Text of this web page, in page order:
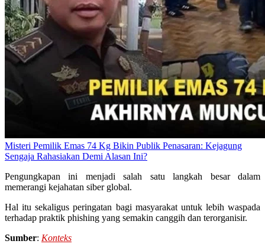
Misteri Pemilik Emas 74 Kg Bikin Publik Penasaran: Kejagung
Sengaja Rahasiakan Demi Alasan Ini?
Pengungkapan ini menjadi salah satu langkah besar dalam
memerangi kejahatan siber global.
Hal itu sekaligus peringatan bagi masyarakat untuk lebih waspada
terhadap praktik phishing yang semakin canggih dan terorganisir.
Sumber: Konteks